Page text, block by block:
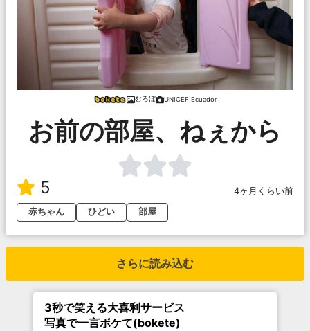
むろぼ UNICEF Ecuador
お前の部屋、ねぇから
5
4ヶ月くらい前
赤ちゃん
ひどい 部屋
さらに読み込む
3秒で笑える大喜利サービス
写真で一言ボケて(bokete)